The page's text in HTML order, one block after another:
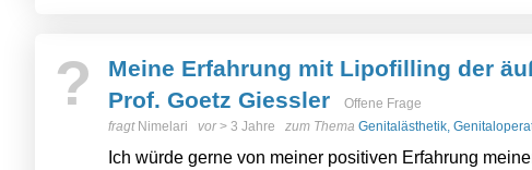
?
Meine Erfahrung mit Lipofilling der
Prof. Goetz Giessler
Offene Frage
fragt Nimelari vor> 3 Jahre zum Thema Genitalästhetik,
Ich würde gerne von meiner positiven Erfahrung